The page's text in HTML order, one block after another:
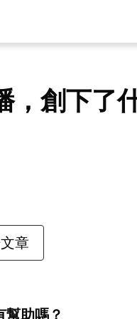
，創下了
章
幫助嗎？